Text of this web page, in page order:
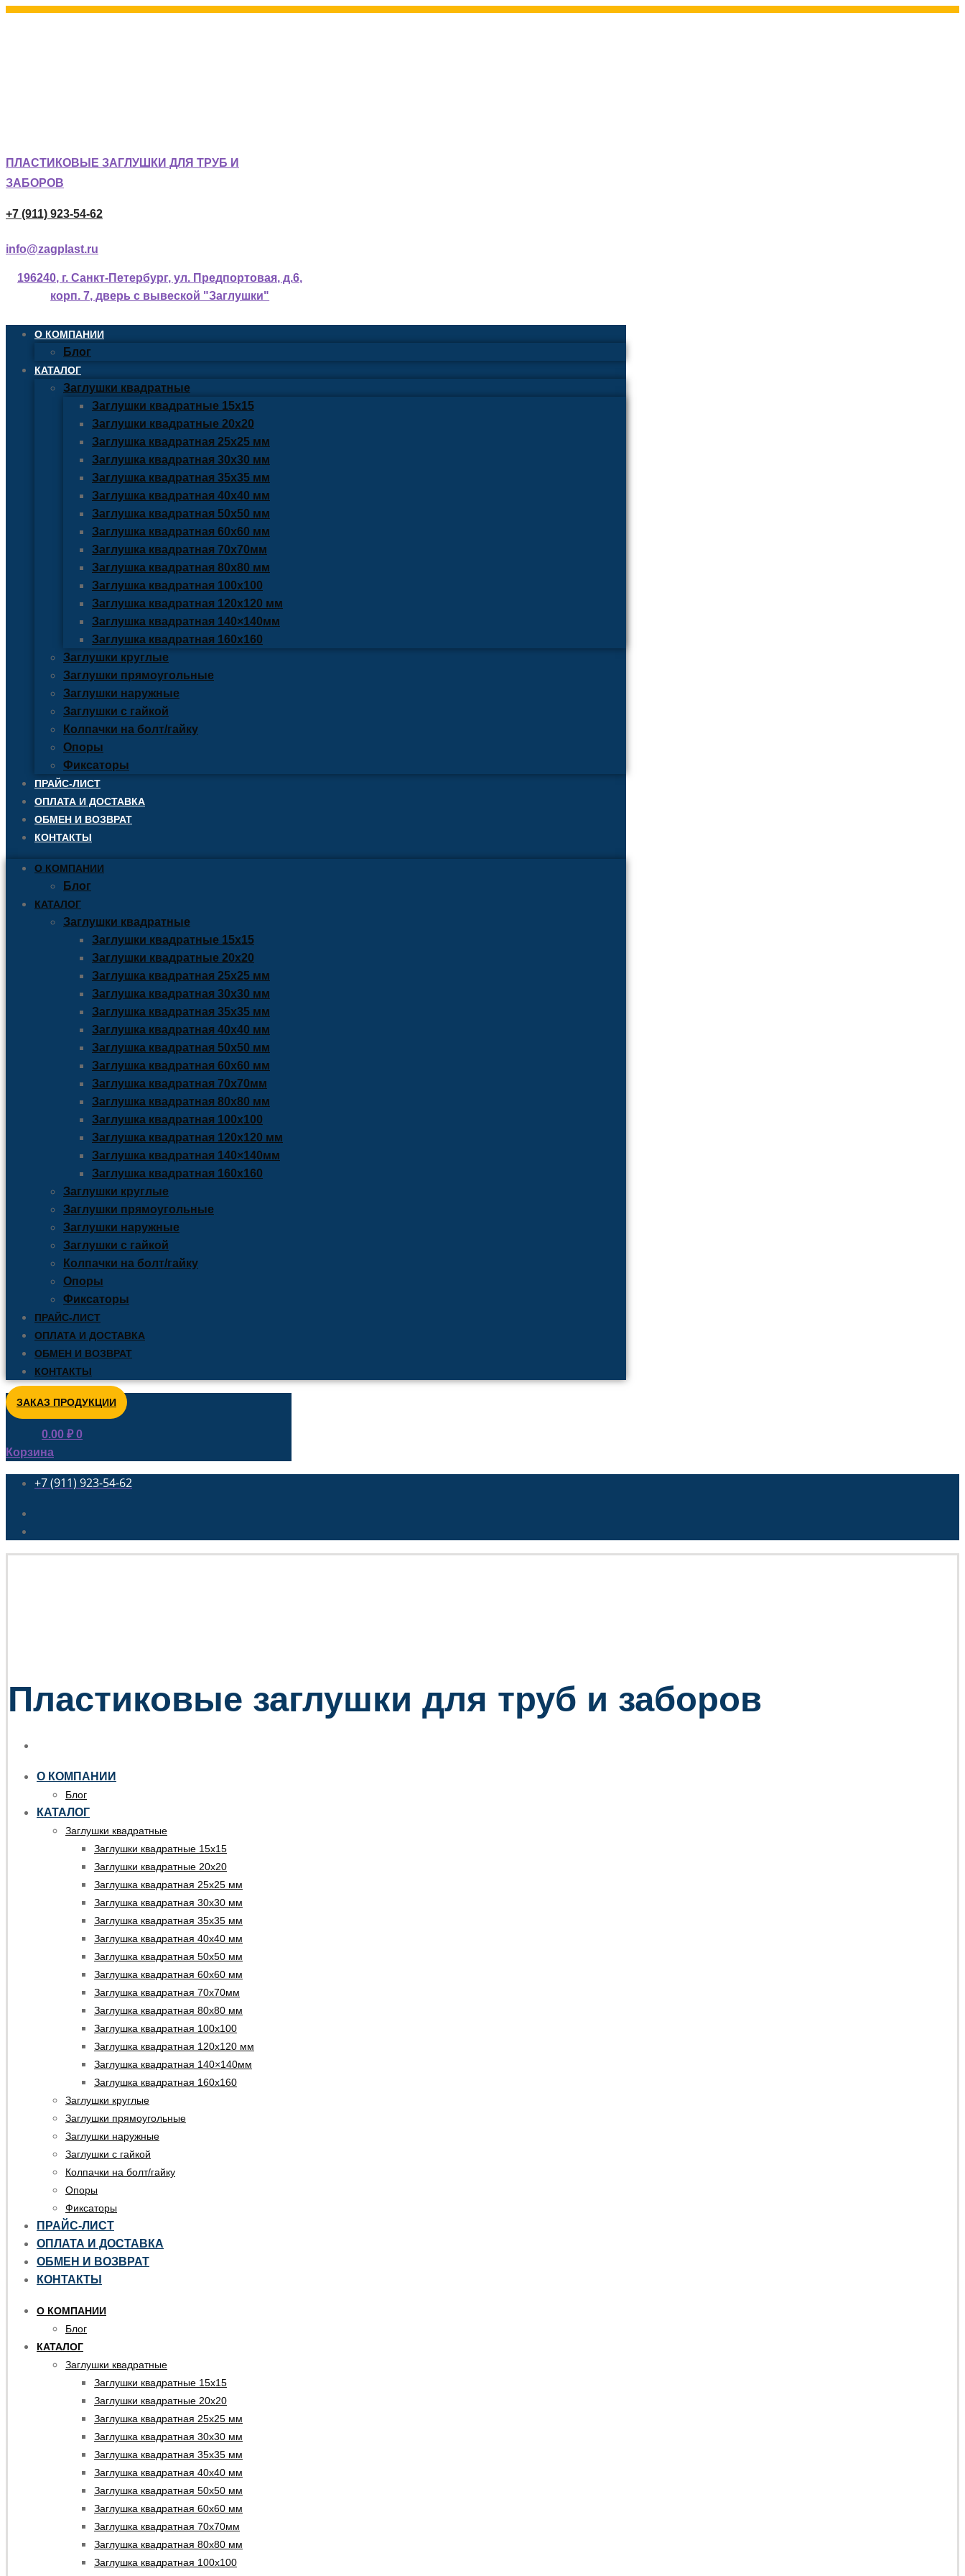
ПЛАСТИКОВЫЕ ЗАГЛУШКИ ДЛЯ ТРУБ И
ЗАБОРОВ
+7 (911) 923-54-62
info@zagplast.ru
196240, г. Санкт-Петербург, ул. Предпортовая, д.6,
корп. 7, дверь с вывеской "Заглушки"
О КОМПАНИИ
Блог
КАТАЛОГ
Заглушки квадратные
Заглушки квадратные 15х15
Заглушки квадратные 20х20
Заглушка квадратная 25х25 мм
Заглушка квадратная 30х30 мм
Заглушка квадратная 35х35 мм
Заглушка квадратная 40х40 мм
Заглушка квадратная 50х50 мм
Заглушка квадратная 60х60 мм
Заглушка квадратная 70х70мм
Заглушка квадратная 80х80 мм
Заглушка квадратная 100х100
Заглушка квадратная 120х120 мм
Заглушка квадратная 140×140мм
Заглушка квадратная 160х160
Заглушки круглые
Заглушки прямоугольные
Заглушки наружные
Заглушки с гайкой
Колпачки на болт/гайку
Опоры
Фиксаторы
ПРАЙС-ЛИСТ
ОПЛАТА И ДОСТАВКА
ОБМЕН И ВОЗВРАТ
КОНТАКТЫ
О КОМПАНИИ
Блог
КАТАЛОГ
Заглушки квадратные
Заглушки квадратные 15х15
Заглушки квадратные 20х20
Заглушка квадратная 25х25 мм
Заглушка квадратная 30х30 мм
Заглушка квадратная 35х35 мм
Заглушка квадратная 40х40 мм
Заглушка квадратная 50х50 мм
Заглушка квадратная 60х60 мм
Заглушка квадратная 70х70мм
Заглушка квадратная 80х80 мм
Заглушка квадратная 100х100
Заглушка квадратная 120х120 мм
Заглушка квадратная 140×140мм
Заглушка квадратная 160х160
Заглушки круглые
Заглушки прямоугольные
Заглушки наружные
Заглушки с гайкой
Колпачки на болт/гайку
Опоры
Фиксаторы
ПРАЙС-ЛИСТ
ОПЛАТА И ДОСТАВКА
ОБМЕН И ВОЗВРАТ
КОНТАКТЫ
ЗАКАЗ ПРОДУКЦИИ
0.00 ₽ 0
Корзина
+7 (911) 923-54-62
Пластиковые заглушки для труб и заборов
О КОМПАНИИ
Блог
КАТАЛОГ
Заглушки квадратные
Заглушки квадратные 15х15
Заглушки квадратные 20х20
Заглушка квадратная 25х25 мм
Заглушка квадратная 30х30 мм
Заглушка квадратная 35х35 мм
Заглушка квадратная 40х40 мм
Заглушка квадратная 50х50 мм
Заглушка квадратная 60х60 мм
Заглушка квадратная 70х70мм
Заглушка квадратная 80х80 мм
Заглушка квадратная 100х100
Заглушка квадратная 120х120 мм
Заглушка квадратная 140×140мм
Заглушка квадратная 160х160
Заглушки круглые
Заглушки прямоугольные
Заглушки наружные
Заглушки с гайкой
Колпачки на болт/гайку
Опоры
Фиксаторы
ПРАЙС-ЛИСТ
ОПЛАТА И ДОСТАВКА
ОБМЕН И ВОЗВРАТ
КОНТАКТЫ
О КОМПАНИИ
Блог
КАТАЛОГ
Заглушки квадратные
Заглушки квадратные 15х15
Заглушки квадратные 20х20
Заглушка квадратная 25х25 мм
Заглушка квадратная 30х30 мм
Заглушка квадратная 35х35 мм
Заглушка квадратная 40х40 мм
Заглушка квадратная 50х50 мм
Заглушка квадратная 60х60 мм
Заглушка квадратная 70х70мм
Заглушка квадратная 80х80 мм
Заглушка квадратная 100х100